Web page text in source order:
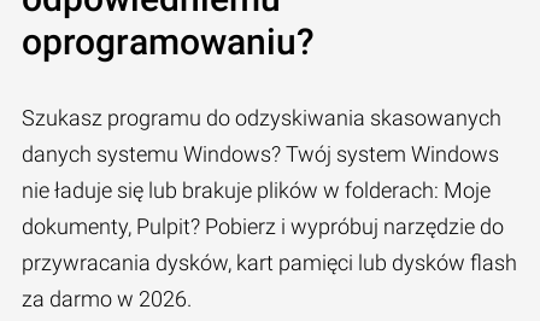
oprogramowaniu?
Szukasz programu do odzyskiwania skasowanych
danych systemu Windows? Twój system Windows
nie ładuje się lub brakuje plików w folderach: Moje
dokumenty, Pulpit? Pobierz i wypróbuj narzędzie do
przywracania dysków, kart pamięci lub dysków flash
za darmo w 2026.